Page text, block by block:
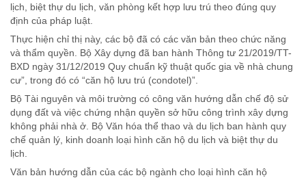
lịch, biệt thự du lịch, văn phòng kết hợp lưu trú theo đúng quy
định của pháp luật.
Thực hiện chỉ thị này, các bộ đã có các văn bản theo chức năng
và thẩm quyền. Bộ Xây dựng đã ban hành Thông tư 21/2019/TT-
BXD ngày 31/12/2019 Quy chuẩn kỹ thuật quốc gia về nhà chung
cư”, trong đó có “căn hộ lưu trú (condotel)”.
Bộ Tài nguyên và môi trường có công văn hướng dẫn chế độ sử
dụng đất và việc chứng nhận quyền sở hữu công trình xây dựng
không phải nhà ở. Bộ Văn hóa thể thao và du lịch ban hành quy
chế quản lý, kinh doanh loại hình căn hộ du lịch và biệt thự du
lịch.
Văn bản hướng dẫn của các bộ ngành cho loại hình căn hộ